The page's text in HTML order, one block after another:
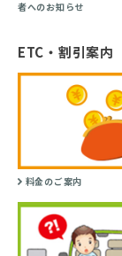
者へのお知らせ
ETC・割引案内
料金のご案内